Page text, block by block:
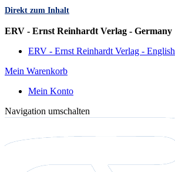
Direkt zum Inhalt
ERV - Ernst Reinhardt Verlag - Germany
ERV - Ernst Reinhardt Verlag - English
Mein Warenkorb
Mein Konto
Navigation umschalten